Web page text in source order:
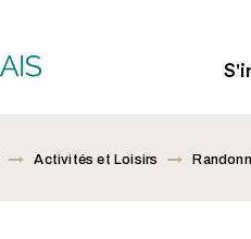
Activités et Loisirs